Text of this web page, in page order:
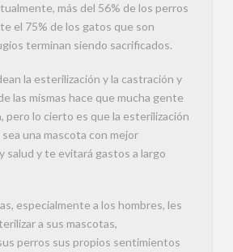
más del 56% de los perros
el 75% de los gatos que son
terminan siendo sacrificados.
la esterilización y la castración y
las mismas hace que mucha gente
pero lo cierto es que la esterilización
una mascota con mejor
salud y te evitará gastos a largo
especialmente a los hombres, les
a sus mascotas,
perros sus propios sentimientos